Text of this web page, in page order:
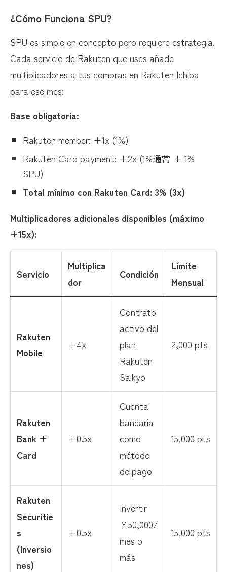
¿Cómo Funciona SPU?
SPU es simple en concepto pero requiere estrategia.
Cada servicio de Rakuten que uses añade
multiplicadores a tus compras en Rakuten Ichiba
para ese mes:
Base obligatoria:
Rakuten member: +1x (1%)
Rakuten Card payment: +2x (1%通常 + 1%
SPU)
Total mínimo con Rakuten Card: 3% (3x)
Multiplicadores adicionales disponibles (máximo
+15x):
Servicio
Multiplica
dor
Condición
Límite
Mensual
Rakuten
Mobile
+4x
Contrato
activo del
plan
Rakuten
Saikyo
2,000 pts
Rakuten
Bank +
Card
+0.5x
Cuenta
bancaria
como
método
de pago
15,000 pts
Rakuten
Securitie
s
(Inversio
nes)
+0.5x
Invertir
¥50,000/
mes o
más
15,000 pts